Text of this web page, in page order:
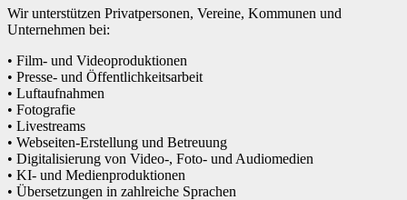
Wir unterstützen Privatpersonen, Vereine, Kommunen und
Unternehmen bei:
• Film- und Videoproduktionen
• Presse- und Öffentlichkeitsarbeit
• Luftaufnahmen
• Fotografie
• Livestreams
• Webseiten-Erstellung und Betreuung
• Digitalisierung von Video-, Foto- und Audiomedien
• KI- und Medienproduktionen
• Übersetzungen in zahlreiche Sprachen